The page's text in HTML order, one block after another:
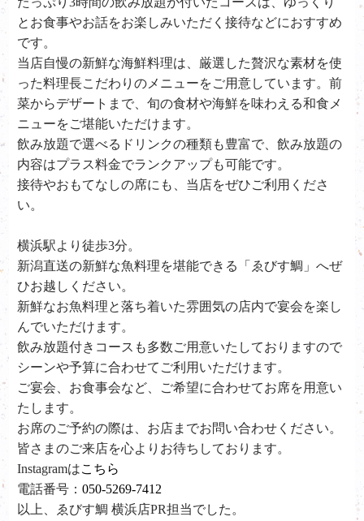
とお食事やお話をお楽しみいただく接待などにおすすめ
です。
当店自慢の新鮮な海鮮料理は、厳選した贅沢な素材を使
った料理長こだわりのメニューをご用意しています。前
菜からデザートまで、旬の食材や海鮮を味わえる和食メ
ニューをご堪能いただけます。
飲み放題で選べるドリンクの種類も豊富で、飲み放題の
内容はプラス料金でランクアップも可能です。
接待やおもてなしの席にも、当店をぜひご利用くださ
い。
横浜駅より徒歩3分。
新潟直送の新鮮な魚料理を堪能できる「ゑびす鯛」へぜ
ひお越しください。
新鮮なお魚料理と落ち着いた雰囲気の店内で宴会を楽し
んでいただけます。
飲み放題付きコースも多数ご用意いたしておりますので
シーンや予算に合わせてご利用いただけます。
ご宴会、お食事会など、ご希望に合わせてお席を用意い
たします。
お席のご予約の際は、お店までお問い合わせください。
皆さまのご来店を心よりお待ちしております。
Instagramはこちら
電話番号：050-5269-7412
以上、ゑびす鯛 横浜店PR担当でした。